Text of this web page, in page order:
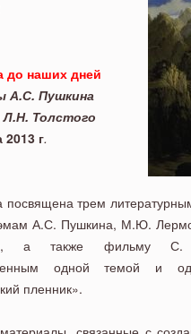
До 10
наших дней
А.С. Пушкина
Л.Н. Толстого
г.
посвящена трем
А.С. Пушкина, М.Ю.
а также фильму С.
одной темой и
пленник».